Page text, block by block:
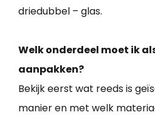
driedubbel – glas.
Welk onderdeel moet ik
aanpakken?
Bekijk eerst wat reeds is
manier en met welk